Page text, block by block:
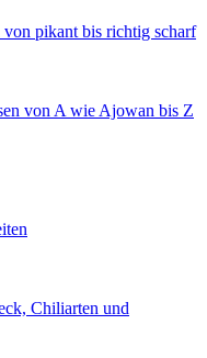
pikant bis richtig scharf
von A wie Ajowan bis Z
Chiliarten und